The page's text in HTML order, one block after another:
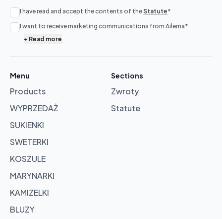
No
products
Browse
products
I have read and accept the contents of the Statute*
I want to receive marketing communications from Ailema*
+ Read more
Menu
Products
WYPRZEDAŻ
SUKIENKI
SWETERKI
KOSZULE
MARYNARKI
KAMIZELKI
BLUZY
Sections
Zwroty
Statute